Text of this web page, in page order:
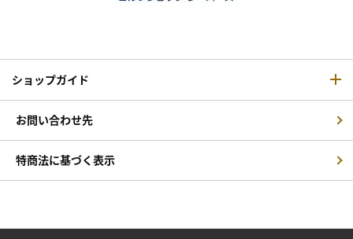
ショップガイド
お問い合わせ先
特商法に基づく表示